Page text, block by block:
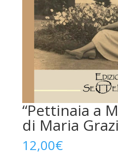
“Pettinaia a
di Maria
12,00€